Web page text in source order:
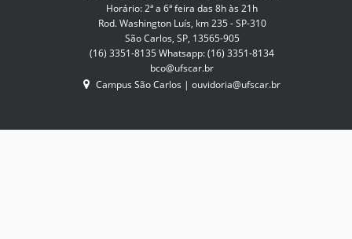
Horário: 2ª a 6ª feira das 8h às 21h
Rod. Washington Luís, km 235 - SP-310
São Carlos, SP, 13565-905
(16) 3351-8135 Whatsapp: (16) 3351-8134
bco@ufscar.br
Campus São Carlos | ouvidoria@ufscar.br